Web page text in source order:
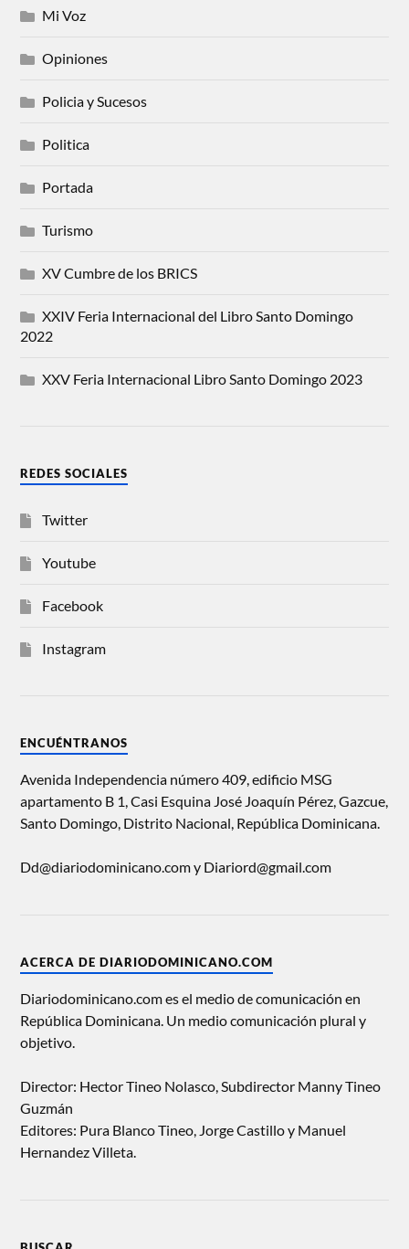
Mi Voz
Opiniones
Policia y Sucesos
Politica
Portada
Turismo
XV Cumbre de los BRICS
XXIV Feria Internacional del Libro Santo Domingo
2022
XXV Feria Internacional Libro Santo Domingo 2023
REDES SOCIALES
Twitter
Youtube
Facebook
Instagram
ENCUÉNTRANOS
Avenida Independencia número 409, edificio MSG
apartamento B 1, Casi Esquina José Joaquín Pérez, Gazcue,
Santo Domingo, Distrito Nacional, República Dominicana.
Dd@diariodominicano.com y Diariord@gmail.com
ACERCA DE DIARIODOMINICANO.COM
Diariodominicano.com es el medio de comunicación en
República Dominicana. Un medio comunicación plural y
objetivo.
Director: Hector Tineo Nolasco, Subdirector Manny Tineo
Guzmán
Editores: Pura Blanco Tineo, Jorge Castillo y Manuel
Hernandez Villeta.